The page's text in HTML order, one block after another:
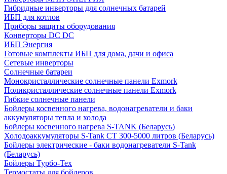
Гибридные инверторы для солнечных батарей
ИБП для котлов
Приборы защиты оборудования
Конверторы DC DC
ИБП Энергия
Готовые комплекты ИБП для дома, дачи и офиса
Сетевые инверторы
Солнечные батареи
Монокристаллические солнечные панели Exmork
Поликристаллические солнечные панели Exmork
Гибкие солнечные панели
Бойлеры косвенного нагрева, водонагреватели и баки
аккумуляторы тепла и холода
Бойлеры косвенного нагрева S-TANK (Беларусь)
Холодоаккумуляторы S-Tank СТ 300-5000 литров (Беларусь)
Бойлеры электрические - баки водонагреватели S-Tank
(Беларусь)
Бойлеры Турбо-Тех
Термостаты для бойлеров